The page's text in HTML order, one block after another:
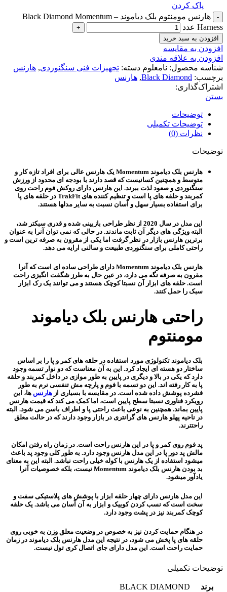
پاک کردن
هارنس مومنتوم بلک دیاموند – Black Diamond Momentum
Harness عدد
افزودن به سبد خرید
افزودن به مقایسه
افزودن به علاقه مندی
شناسه محصول: نامعلوم دسته: تجهیزات فنی سنگنوردی, هارنس
برچسب: Black Diamond
, هارنس
اشتراک‌گذاری:
بستن
توضیحات
توضیحات تکمیلی
نظرات (0)
توضیحات
هارنس بلک دیاموند Momentum یک هارنس عالی برای افراد تازه کار و
متوسط و همچنین کسانیست که قصد دارند با بودجه ای محدود از ورزش
سنگنوردی و صعود لذت ببرند. این هارنس دارای روکش فوم راحت روی
کمربند و حلقه های پا است و تنظیم کننده های TrakFit در حلقه های پا
برای استفاده بسیار سهل و آسان نسبت به سایر مدلها هستند.
این مدل در سال 2020 از نظر طراحی بازبینی شده و قدری سبکتر شد،
البته ویژگی های دیگر آن ثابت ماندند. در حالی که نمی توان آنرا به عنوان
برترین هارنس بازار در نظر گرفت اما یکی از مقرون به صرفه ترین است و
راحتی کاملی برای سنگنوردی طبیعت و سالنی ارایه می دهد.
هارنس بلک دیاموند Momentum دارای طراحی ساده ای است که آنرا
مقرون به صرفه نگه می دارد، در عین حال به طرز شگفت انگیزی راحت
است. حلقه های ابزار آن نسبتا کوچک هستند و می توانند یک رک ابزار
سبک را حمل کنند.
راحتی هارنس بلک دیاموند
مومنتوم
بلک دیاموند تکنولوژی مورد استفاده در حلقه های کمر و پا را بر اساس
ساختار دو هسته ای ایجاد کرد. این به آن معناست که دو نوار تسمه وجود
دارد که یکی در بالا و دیگری در پایین به طور موازی در داخل کمربند و حلقه
پا به کار رفته اند. این دو تسمه با فوم و پارچه مش تنفسی نرم به طور
فشرده پوشش داده شده است. در مقایسه با بسیاری از هارنس ها، این
رویکرد فناوری نسبتا سطح پایین است، اما کمک می کند که قیمت هارنس
پایین بماند. همچنین به نوعی باعث راحتی پا و اطراف باسن می شود. البته
در ناحیه پهلو هارنس های گرانتری در بازار وجود دارند که در حالت معلق
راحتترند.
پد فوم روی کمر و پا در این هارنس راحت است. در زمان راه رفتن امکان
مالش پد دور پا در این مدل هارنس وجود دارد. به طور کلی وجود پد باعث
میشود استفاده از یک هارنس با کوله خیلی راحت نباشد. البته این به معنای
بد بودن هارنس بلک دیاموند Momentum نیست، بلکه خصوصیات آنرا
یادآور میشود.
این مدل هارنس دارای چهار حلقه ابزار با پوشش های پلاستیکی سفت و
سخت است که نسب کردن کوییک و ابزار به آن آسان می باشد. یک حلقه
کوچک کمربند نیز در پشت وجود دارد.
در هنگام حمایت کردن نیز به خصوص در وضعیت معلق وزن به خوبی روی
حلقه های پا پخش می شود، در نتیجه این مدل هارنس بلک دیاموند در زمان
حمایت راحت است. این مدل دارای جای اتصال کری تول نیست.
توضیحات تکمیلی
برند BLACK DIAMOND